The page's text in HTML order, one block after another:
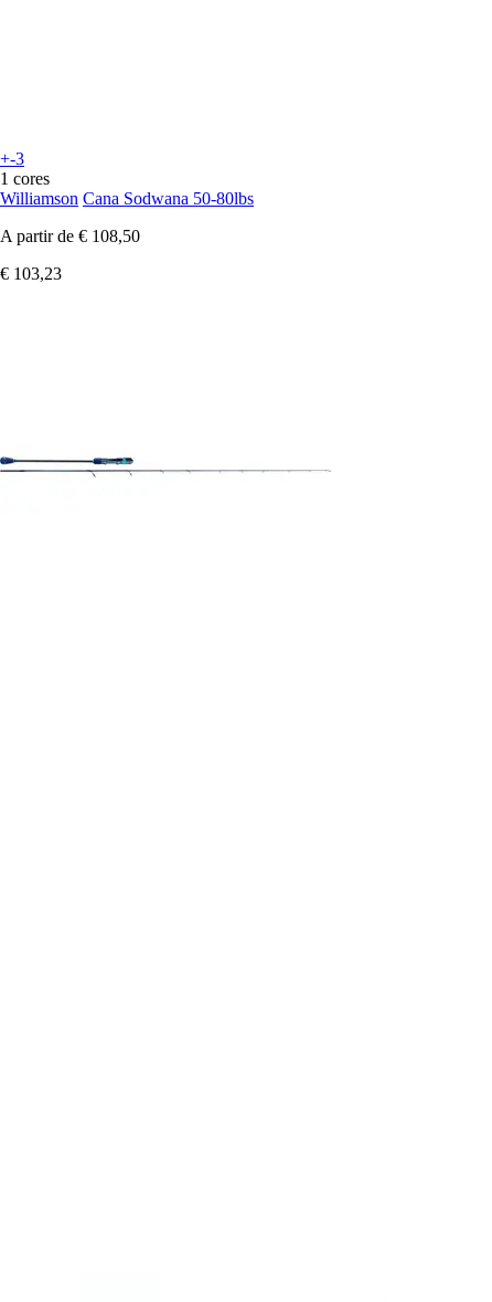
+-3
1 cores
Williamson Cana Sodwana 50-80lbs
A partir de € 108,50
€ 103,23